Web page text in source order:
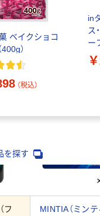
ベイクショコ
400g）
（税込）
in
ス
ー
職
を探す
フ
MINTIA（ミンテ